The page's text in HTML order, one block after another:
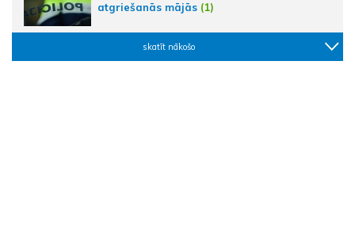
atgriešanās mājās (1)
skatīt nākošo